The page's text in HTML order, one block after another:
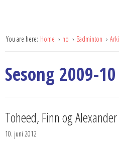
You are here: Home no Badminton
Sesong 2009-10
Toheed, Finn og
10. juni 2012